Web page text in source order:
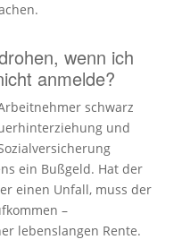
wenn ich
anmelde?
schwarz
und
ein Bußgeld. Hat der
einen Unfall, muss der
–
lebenslangen Rente.